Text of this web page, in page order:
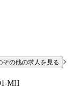
その他の求人を見る
MH